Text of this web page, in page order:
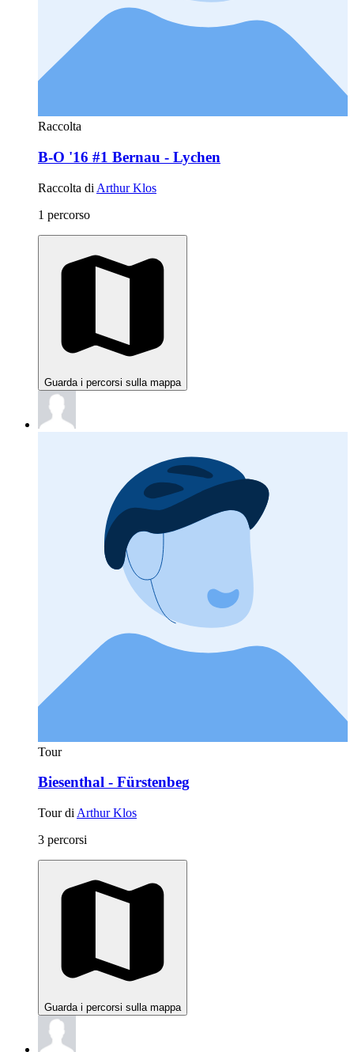
Raccolta
B-O '16 #1 Bernau - Lychen
Raccolta di Arthur Klos
1 percorso
Guarda i percorsi sulla mappa
Tour
Biesenthal - Fürstenbeg
Tour di Arthur Klos
3 percorsi
Guarda i percorsi sulla mappa